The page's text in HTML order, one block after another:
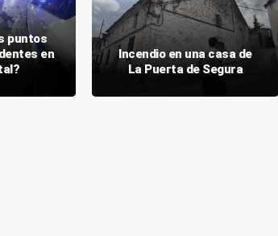
puntos
en
Incendio en una casa de
La Puerta de Segura